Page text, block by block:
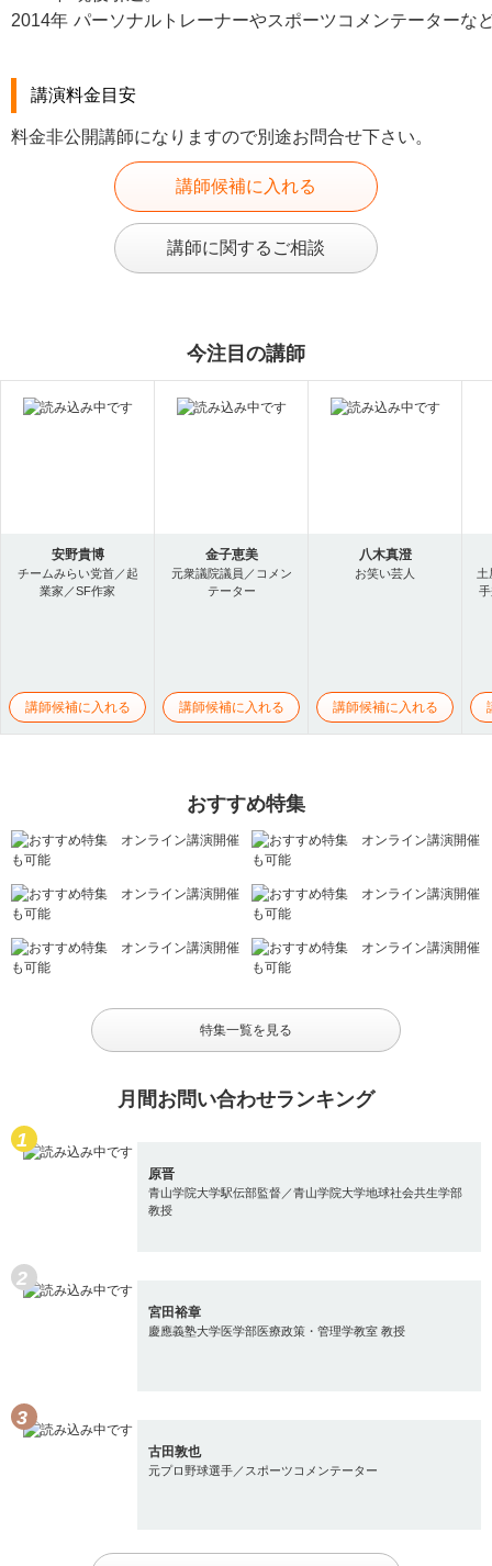
2014年 パーソナルトレーナーやスポーツコメンテーターな
講演料金目安
料金非公開講師になりますので別途お問合せ下さい。
講師候補に入れる
講師に関するご相談
今注目の講師
安野貴博
チームみらい党首／起
業家／SF作家
講師候補に入れる
金子恵美
元衆議院議員／コメン
テーター
講師候補に入れる
八木真澄
お笑い芸人
講師候補に入れる
土
おすすめ特集
特集一覧を見る
月間お問い合わせランキング
原晋
青山学院大学駅伝部監督／青山学院大学地球社会共生学部
教授
宮田裕章
慶應義塾大学医学部医療政策・管理学教室 教授
古田敦也
元プロ野球選手／スポーツコメンテーター